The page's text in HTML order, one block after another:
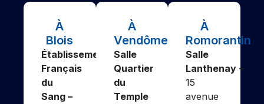
À
Blois
Établissement
Français
du
Sang –
À
Vendôme
Salle
Quartier
du
Temple
À
Romorantin
Salle
Lanthenay –
15
avenue